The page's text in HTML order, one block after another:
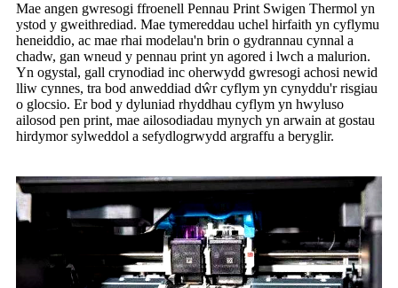
Mae angen gwresogi ffroenell Pennau Print Swigen Thermol yn
ystod y gweithrediad. Mae tymereddau uchel hirfaith yn cyflymu
heneiddio, ac mae rhai modelau'n brin o gydrannau cynnal a
chadw, gan wneud y pennau print yn agored i lwch a malurion.
Yn ogystal, gall crynodiad inc oherwydd gwresogi achosi newid
lliw cynnes, tra bod anweddiad dŵr cyflym yn cynyddu'r risgiau
o glocsio. Er bod y dyluniad rhyddhau cyflym yn hwyluso
ailosod pen print, mae ailosodiadau mynych yn arwain at gostau
hirdymor sylweddol a sefydlogrwydd argraffu a beryglir.